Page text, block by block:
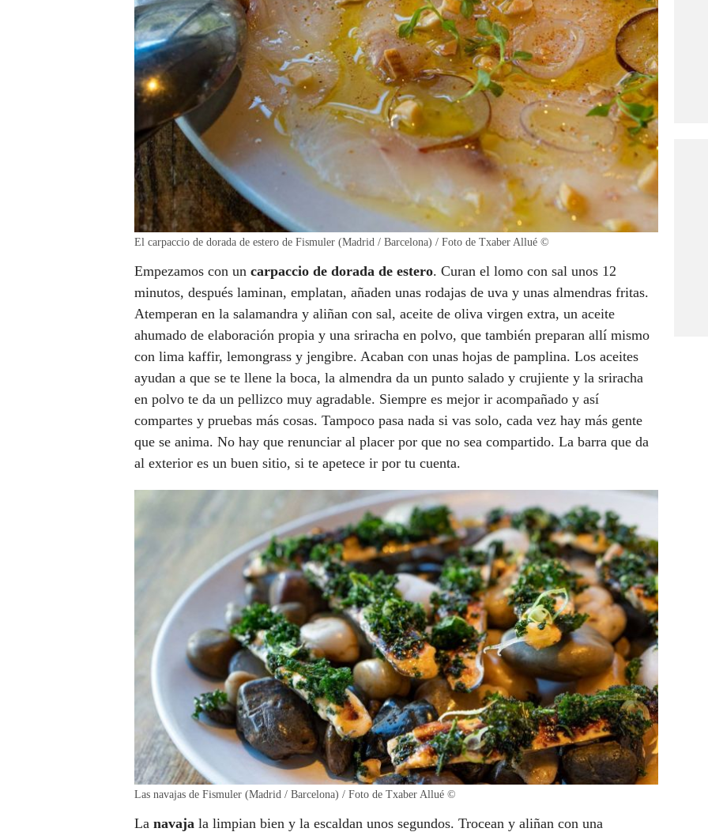
El carpaccio de dorada de estero de Fismuler (Madrid / Barcelona) / Foto de Txaber Allué ©
Empezamos con un carpaccio de dorada de estero. Curan el lomo con sal unos 12
minutos, después laminan, emplatan, añaden unas rodajas de uva y unas almendras fritas.
Atemperan en la salamandra y aliñan con sal, aceite de oliva virgen extra, un aceite
ahumado de elaboración propia y una sriracha en polvo, que también preparan allí mismo
con lima kaffir, lemongrass y jengibre. Acaban con unas hojas de pamplina. Los aceites
ayudan a que se te llene la boca, la almendra da un punto salado y crujiente y la sriracha
en polvo te da un pellizco muy agradable. Siempre es mejor ir acompañado y así
compartes y pruebas más cosas. Tampoco pasa nada si vas solo, cada vez hay más gente
que se anima. No hay que renunciar al placer por que no sea compartido. La barra que da
al exterior es un buen sitio, si te apetece ir por tu cuenta.
Las navajas de Fismuler (Madrid / Barcelona) / Foto de Txaber Allué ©
La navaja la limpian bien y la escaldan unos segundos. Trocean y aliñan con una